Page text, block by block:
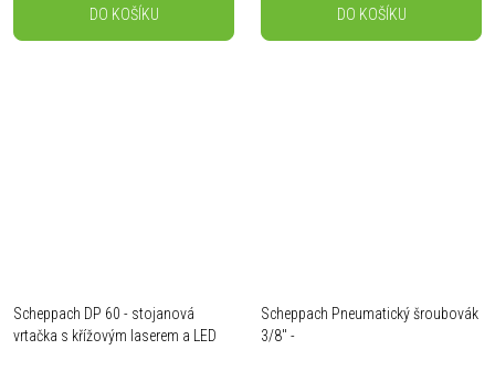
DO KOŠÍKU DO KOŠÍKU
Scheppach DP 60 - stojanová
vrtačka s křížovým laserem a LED
Scheppach Pneumatický šroubovák
3/8'' -